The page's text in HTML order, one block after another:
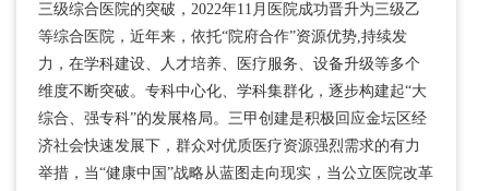
三级综合医院的突破，2022年11月医院成功晋升为三级乙
等综合医院，近年来，依托“院府合作”资源优势,持续发
力，在学科建设、人才培养、医疗服务、设备升级等多个
维度不断突破。专科中心化、学科集群化，逐步构建起“大
综合、强专科”的发展格局。三甲创建是积极回应金坛区经
济社会快速发展下，群众对优质医疗资源强烈需求的有力
举措，当“健康中国”战略从蓝图走向现实，当公立医院改革